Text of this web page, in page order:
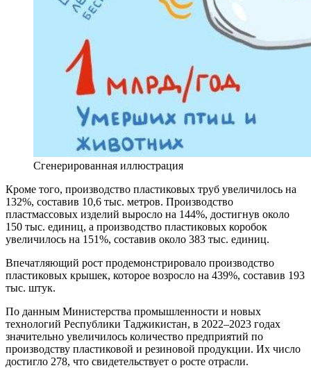
Сгенерированная иллюстрация
Кроме того, производство пластиковых труб увеличилось на
132%, составив 10,6 тыс. метров. Производство
пластмассовых изделий выросло на 144%, достигнув около
150 тыс. единиц, а производство пластиковых коробок
увеличилось на 151%, составив около 383 тыс. единиц.
Впечатляющий рост продемонстрировало производство
пластиковых крышек, которое возросло на 439%, составив 193
тыс. штук.
По данным Министерства промышленности и новых
технологий Республики Таджикистан, в 2022–2023 годах
значительно увеличилось количество предприятий по
производству пластиковой и резиновой продукции. Их число
достигло 278, что свидетельствует о росте отрасли.